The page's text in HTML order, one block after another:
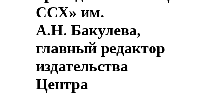
ССХ» им.
А.Н. Бакулева,
главный редактор
издательства
Центра